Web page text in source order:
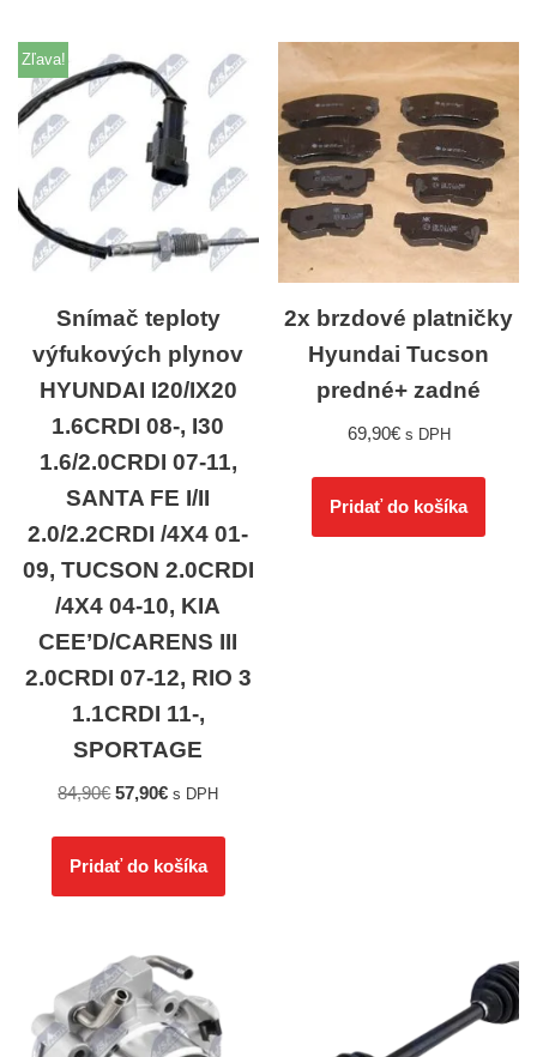
Zľava!
Snímač teploty
výfukových plynov
HYUNDAI I20/IX20
1.6CRDI 08-, I30
1.6/2.0CRDI 07-11,
SANTA FE I/II
2.0/2.2CRDI /4X4 01-
09, TUCSON 2.0CRDI
/4X4 04-10, KIA
CEE’D/CARENS III
2.0CRDI 07-12, RIO 3
1.1CRDI 11-,
SPORTAGE
84,90€ 57,90€ s DPH
Pridať do košíka
2x brzdové platničky
Hyundai Tucson
predné+ zadné
69,90€ s DPH
Pridať do košíka